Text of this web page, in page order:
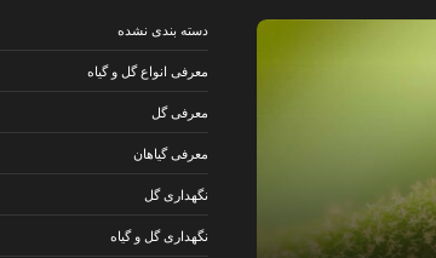
دسته بندی نشده
معرفی انواع گل و گیاه
معرفی گل
معرفی گیاهان
نگهداری گل
نگهداری گل و گیاه
آفت گیاهان آپارتمانی